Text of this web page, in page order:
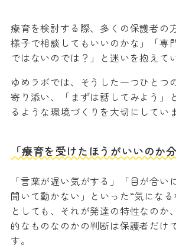
療育を検討する際、多くの保護者の
様子で相談してもいいのかな」「専
ではないのでは？」と迷いを抱えて
ゆめラボでは、そうした一つひとつ
寄り添い、「まずは話してみよう」
るような環境づくりを大切にしてい
「療育を受けたほうがいいのか
「言葉が遅い気がする」「目が合い
聞いて動かない」といった“気にな
としても、それが発達の特性なのか
的なものなのかの判断は保護者だけ
す。